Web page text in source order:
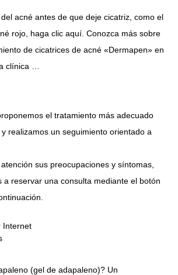
acné antes de que deje cicatriz, como el
rojo, haga clic aquí. Conozca más sobre
de cicatrices de acné «Dermapen» en
clínica …
el tratamiento más adecuado
realizamos un seguimiento orientado a
sus preocupaciones y síntomas,
a reservar una consulta mediante el botón
Internet
(gel de adapaleno)? Un